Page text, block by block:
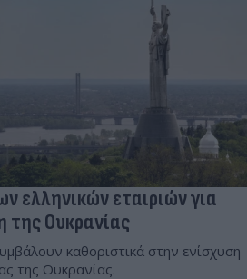
ελληνικών εταιριών για
της Ουκρανίας
καθοριστικά στην ενίσχυση
της Ουκρανίας.